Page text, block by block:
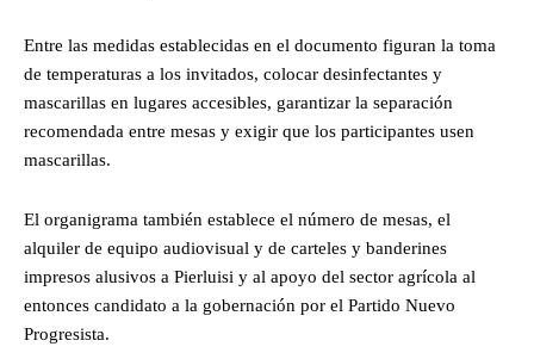
Entre las medidas establecidas en el documento figuran la toma
de temperaturas a los invitados, colocar desinfectantes y
mascarillas en lugares accesibles, garantizar la separación
recomendada entre mesas y exigir que los participantes usen
mascarillas.
El organigrama también establece el número de mesas, el
alquiler de equipo audiovisual y de carteles y banderines
impresos alusivos a Pierluisi y al apoyo del sector agrícola al
entonces candidato a la gobernación por el Partido Nuevo
Progresista.